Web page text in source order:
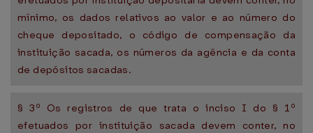
mínimo, os dados relativos ao valor e ao número do
cheque depositado, o código de compensação da
instituição sacada, os números da agência e da conta
de depósitos sacadas.
§ 3º Os registros de que trata o inciso I do § 1º
efetuados por instituição sacada devem conter, no